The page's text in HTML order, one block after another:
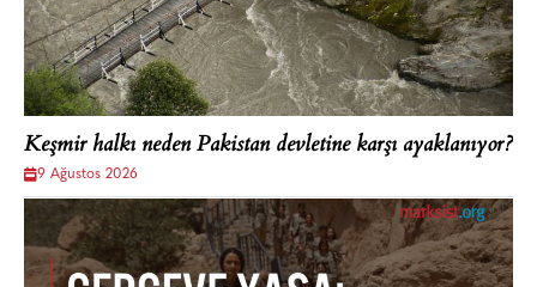
Keşmir halkı neden Pakistan devletine karşı ayaklanıyor?
9 Ağustos 2026